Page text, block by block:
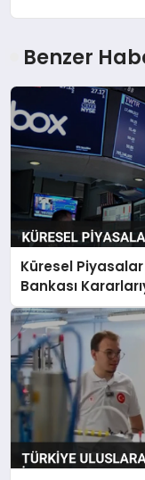
Benzer
Küresel
Bankası